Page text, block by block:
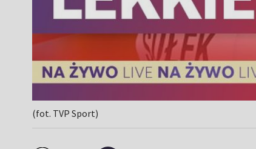
(fot. TVP Sport)